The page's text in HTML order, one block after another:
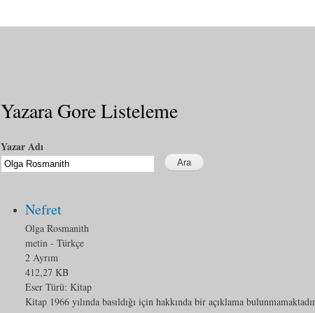
Yazara Gore Listeleme
Yazar Adı
Nefret
Olga Rosmanith
metin - Türkçe
2 Ayrım
412,27 KB
Eser Türü: Kitap
Kitap 1966 yılında basıldığı için hakkında bir açıklama